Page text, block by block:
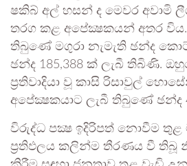
ෂකිබ් අල් හසන් ද මෙවර අවාමි
තරග කළ අපේක්‍ෂකයන් අතර
තිබුණේ මගුරා නැමැති ඡන්ද
ඡන්ද 185,388 ක් ලැබී තිබිණි.
ප්‍රතිවාදියා වූ කාසි රිසාවුල්
අපේක්‍ෂකයාට ලැබී තිබුණේ ඡන්ද
විරුද්ධ පක්‍ෂ ඉදිරිපත් නොවීම තුළ
ප්‍රතිඵලය කලින්ම තීරණය වී තිබූ